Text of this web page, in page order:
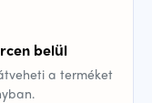
belül
a terméket